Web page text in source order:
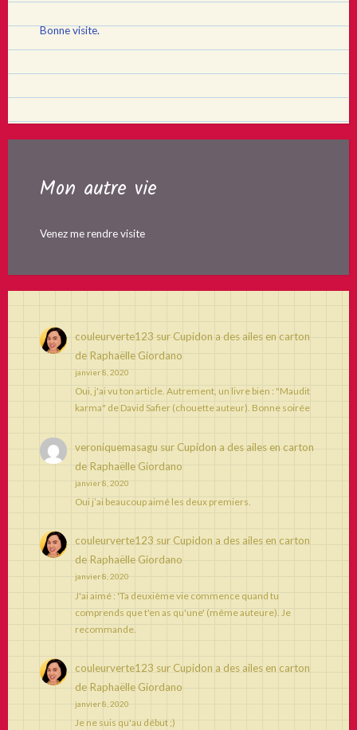
Bonne visite.
Mon autre vie
Venez me rendre visite
couleurverte123 sur Cupidon a des ailes en carton
de Raphaëlle Giordano
janvier 8, 2020
Oui, j'ai vu ton article. Autrement, un livre bien : "Maudit
karma" de David Safier (chouette auteur). Bonne soirée
veroniquemasagu sur Cupidon a des ailes en carton
de Raphaëlle Giordano
janvier 8, 2020
Oui j’ai beaucoup aimé les deux premiers.
couleurverte123 sur Cupidon a des ailes en carton
de Raphaëlle Giordano
janvier 8, 2020
J'ai aimé : 'Ta deuxième vie commence quand tu
comprends que t'en as qu'une' (même auteure). Je
recommande.
couleurverte123 sur Cupidon a des ailes en carton
de Raphaëlle Giordano
janvier 8, 2020
Je ne suis qu'au début ;)